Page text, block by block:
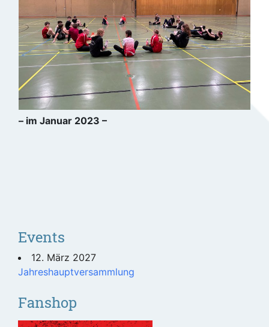
– im Januar 2023 –
Events
12. März 2027
Jahreshauptversammlung
Fanshop